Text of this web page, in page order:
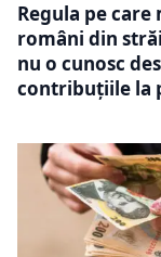
Regula pe care
români din
nu o cunosc
contribuțiile la